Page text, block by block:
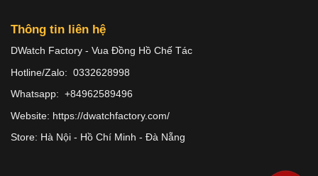
Thông tin liên hệ
DWatch Factory - Vua Đồng Hồ Chế Tác
Hotline/Zalo: 0332628998
Whatsapp: +84962589496
Website: https://dwatchfactory.com/
Store: Hà Nội - Hồ Chí Minh - Đà Nẵng